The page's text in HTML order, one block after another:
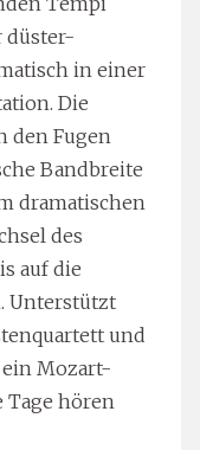
düster-
in einer
Die
den Fugen
Bandbreite
dramatischen
des
auf die
Unterstützt
und
Mozart-
Tage hören